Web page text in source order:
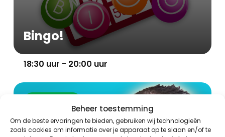
Beheer toestemming
Om de beste ervaringen te bieden, gebruiken wij technologieën
zoals cookies om informatie over je apparaat op te slaan en/of te
Bingo!
18:30 uur - 20:00 uur